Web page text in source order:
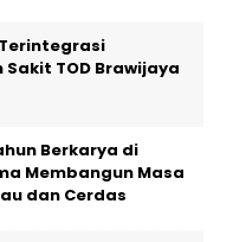
TOD Brawijaya
Berkarya di
Membangun Masa
dan Cerdas